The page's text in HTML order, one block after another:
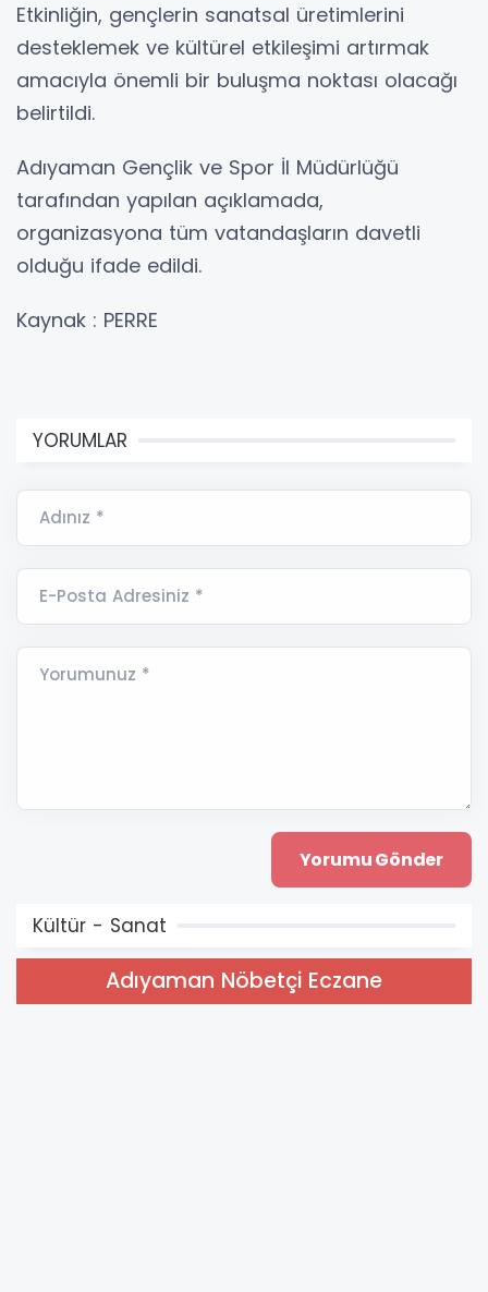
Etkinliğin, gençlerin sanatsal üretimlerini
desteklemek ve kültürel etkileşimi artırmak
amacıyla önemli bir buluşma noktası olacağı
belirtildi.
Adıyaman Gençlik ve Spor İl Müdürlüğü
tarafından yapılan açıklamada,
organizasyona tüm vatandaşların davetli
olduğu ifade edildi.
Kaynak : PERRE
YORUMLAR
Adınız *
E-Posta Adresiniz *
Yorumunuz *
Kültür - Sanat
Adıyaman Nöbetçi Eczane